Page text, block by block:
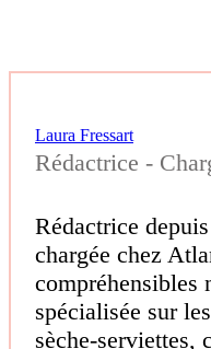
Laura Fressart
Rédactrice -
Rédactrice
chargée chez
compréhensibles
spécialisée sur
sèche-serviettes,